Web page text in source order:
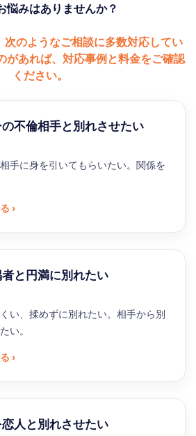
悩みはありませんか？
のようなご相談に多数対応してい
があれば、対応事例と料金をご確認
ください。
不倫相手と別れさせたい
手に身を引いてもらいたい。関係を
›
と円満に別れたい
い、揉めずに別れたい。相手から別
い。
›
人と別れさせたい